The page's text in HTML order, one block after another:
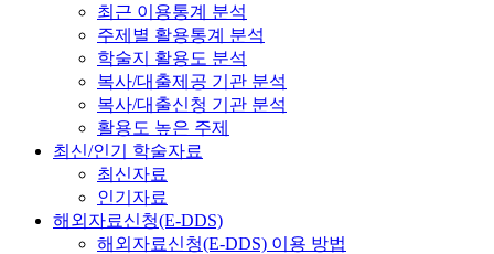
최근 이용통계 분석
주제별 활용통계 분석
학술지 활용도 분석
복사/대출제공 기관 분석
복사/대출신청 기관 분석
활용도 높은 주제
최신/인기 학술자료
최신자료
인기자료
해외자료신청(E-DDS)
해외자료신청(E-DDS) 이용 방법